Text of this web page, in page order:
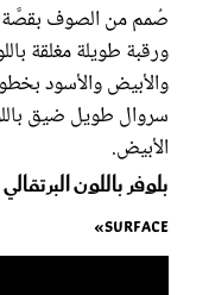
صُمم من الصوف بقصَّة
ورقبة طويلة مغلقة
والأبيض والأسود
سروال طويل ضيق
الأبيض.
Surface»